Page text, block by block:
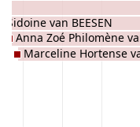
Sidoine van BEESEN
Anna Zoé Philomène
Marceline Hortense